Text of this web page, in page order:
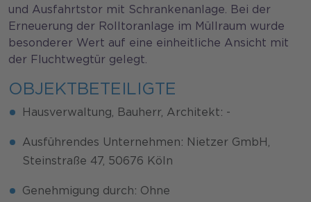
und Ausfahrtstor mit Schrankenanlage. Bei der
Erneuerung der Rolltoranlage im Müllraum wurde
besonderer Wert auf eine einheitliche Ansicht mit
der Fluchtwegtür gelegt.
OBJEKTBETEILIGTE
Hausverwaltung, Bauherr, Architekt: -
Ausführendes Unternehmen: Nietzer GmbH,
Steinstraße 47, 50676 Köln
Genehmigung durch: Ohne